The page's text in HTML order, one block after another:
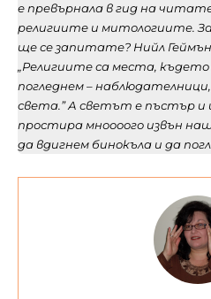
е превърнала в гид на
религиите и митологиите.
ще се запитате? Нийл Геймън
„Религиите са места,
погледнем –
света.” А светът е пъстър и
простира мноооого извън
да вдигнем бинокъла и да